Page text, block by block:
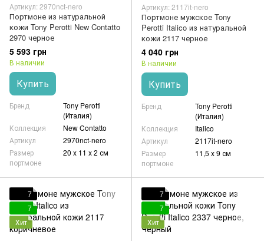
Артикул: 2970nct-nero
Портмоне из натуральной
кожи Tony Perotti New Contatto
2970 черное
5 593 грн
В наличии
Купить
Бренд
Tony Perotti
(Италия)
Коллекция
New Contatto
Артикул
2970nct-nero
Размер
портмоне
20 х 11 х 2 см
Артикул: 2117it-nero
Портмоне мужское Tony
Perotti Italico из натуральной
кожи 2117 черное
4 040 грн
В наличии
Купить
Бренд
Tony Perotti
(Италия)
Коллекция
Italico
Артикул
2117it-nero
Размер
портмоне
11,5 x 9 см
7
7
Хит
7
7
Хит